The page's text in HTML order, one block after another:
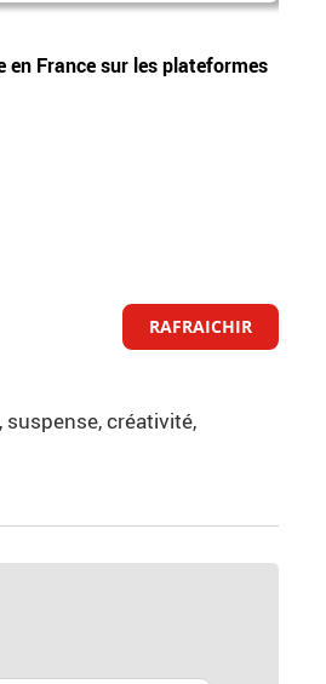
France sur les plateformes
RAFRAICHIR
créativité,